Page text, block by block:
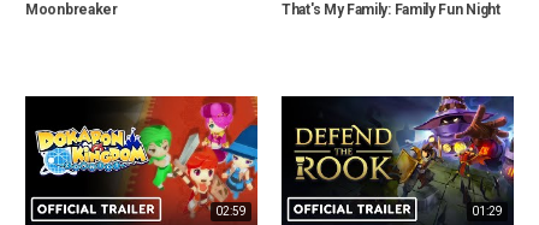
Moonbreaker That's My Family: Family Fun Night
02:59 01:29